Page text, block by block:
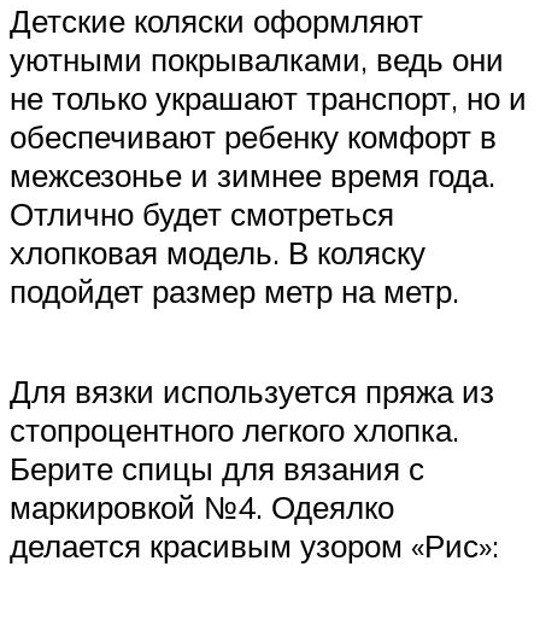
Детские коляски оформляют
уютными покрывалками, ведь они
не только украшают транспорт, но и
обеспечивают ребенку комфорт в
межсезонье и зимнее время года.
Отлично будет смотреться
хлопковая модель. В коляску
подойдет размер метр на метр.
Для вязки используется пряжа из
стопроцентного легкого хлопка.
Берите спицы для вязания с
маркировкой №4. Одеялко
делается красивым узором «Рис»: